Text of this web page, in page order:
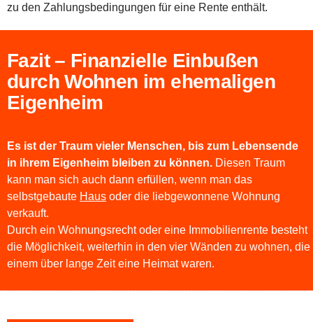
zu den Zahlungsbedingungen für eine Rente enthält.
Fazit – Finanzielle Einbußen
durch Wohnen im ehemaligen
Eigenheim
Es ist der Traum vieler Menschen, bis zum Lebensende
in ihrem Eigenheim bleiben zu können. Diesen Traum
kann man sich auch dann erfüllen, wenn man das
selbstgebaute Haus oder die liebgewonnene Wohnung
verkauft.
Durch ein Wohnungsrecht oder eine Immobilienrente besteht
die Möglichkeit, weiterhin in den vier Wänden zu wohnen, die
einem über lange Zeit eine Heimat waren.